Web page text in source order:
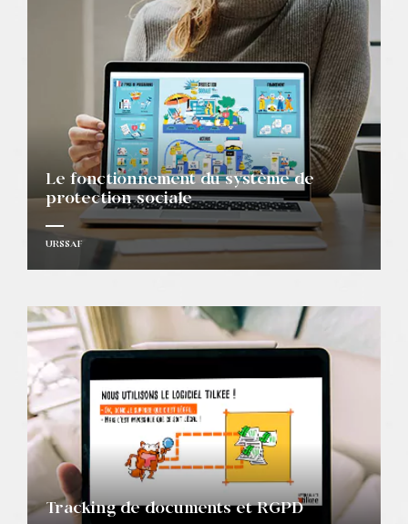
Le fonctionnement du système de
protection sociale
URSSAF
Tracking de documents et RGPD